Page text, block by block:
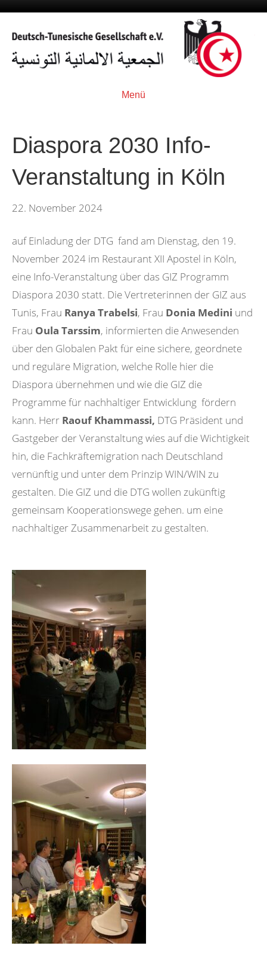
Menü
Diaspora 2030 Info-
Veranstaltung in Köln
22. November 2024
auf Einladung der DTG fand am Dienstag, den 19.
November 2024 im Restaurant XII Apostel in Köln,
eine Info-Veranstaltung über das GIZ Programm
Diaspora 2030 statt. Die Vertreterinnen der GIZ aus
Tunis, Frau Ranya Trabelsi, Frau Donia Medini und
Frau Oula Tarssim, informierten die Anwesenden
über den Globalen Pakt für eine sichere, geordnete
und reguläre Migration, welche Rolle hier die
Diaspora übernehmen und wie die GIZ die
Programme für nachhaltiger Entwicklung fördern
kann. Herr Raouf Khammassi, DTG Präsident und
Gastgeber der Veranstaltung wies auf die Wichtigkeit
hin, die Fachkräftemigration nach Deutschland
vernünftig und unter dem Prinzip WIN/WIN zu
gestalten. Die GIZ und die DTG wollen zukünftig
gemeinsam Kooperationswege gehen. um eine
nachhaltiger Zusammenarbeit zu gestalten.